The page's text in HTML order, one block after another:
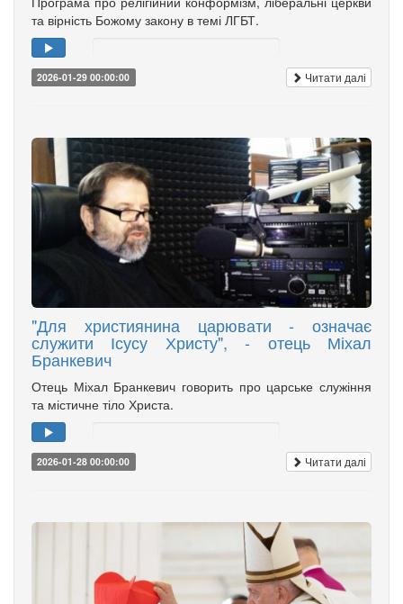
та вірність Божому закону в темі ЛГБТ.
2026-01-29 00:00:00 Читати далі
"Для християнина царювати - означає
служити Ісусу Христу", - отець Міхал
Бранкевич
Отець Міхал Бранкевич говорить про царське служіння
та містичне тіло Христа.
2026-01-28 00:00:00 Читати далі